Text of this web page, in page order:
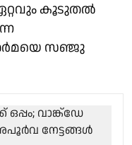
ഏറ്റവും കൂടുതല്‍
സഞ്ജു